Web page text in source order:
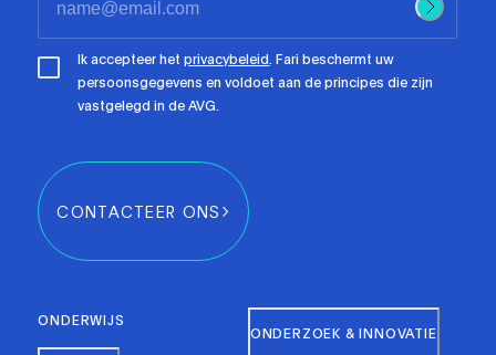
Ik accepteer hetprivacybeleid. Fari beschermt uw
persoonsgegevens en voldoet aan de principes die zijn
vastgelegd in de AVG.
CONTACTEER ONS
ONDERWIJS
ONDERZOEK & INNOVATIE